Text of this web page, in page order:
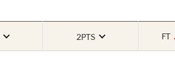
2PTS FT